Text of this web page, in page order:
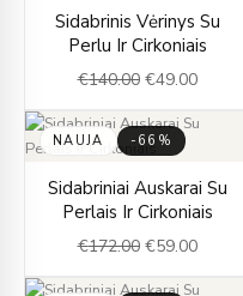
Sidabrinis Vėrinys Su
Perlu Ir Cirkoniais
€140.00
price
was:
€140.00.
€49.00
price
is:
€49.00.
NAUJA -66%
Sidabriniai Auskarai Su
Perlais Ir Cirkoniais
€172.00
price
was:
€172.00.
€59.00
price
is:
€59.00.